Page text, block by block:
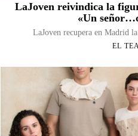
LaJoven reivindica la
«Un
LaJoven recupera en Madrid
EL